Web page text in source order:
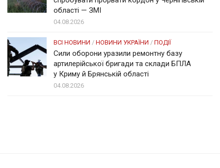
області — ЗМІ
04.08.2026
ВСІ НОВИНИ / НОВИНИ УКРАЇНИ / ПОДІЇ
Сили оборони уразили ремонтну базу
артилерійської бригади та склади БПЛА
у Криму й Брянській області
04.08.2026